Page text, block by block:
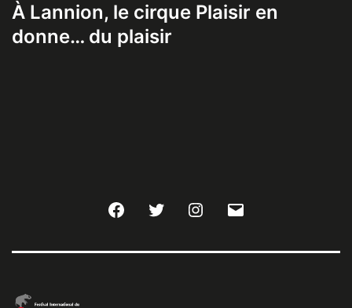
À Lannion, le cirque Plaisir en
donne… du plaisir
FacebookTwitter Instagram